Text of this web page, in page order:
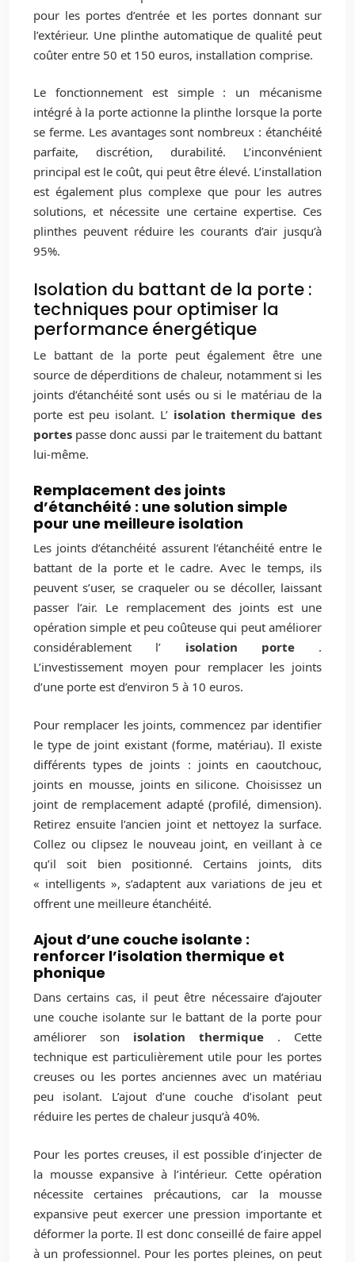
pour les portes d’entrée et les portes donnant sur
l’extérieur. Une plinthe automatique de qualité peut
coûter entre 50 et 150 euros, installation comprise.
Le fonctionnement est simple : un mécanisme
intégré à la porte actionne la plinthe lorsque la porte
se ferme. Les avantages sont nombreux : étanchéité
parfaite, discrétion, durabilité. L’inconvénient
principal est le coût, qui peut être élevé. L’installation
est également plus complexe que pour les autres
solutions, et nécessite une certaine expertise. Ces
plinthes peuvent réduire les courants d’air jusqu’à
95%.
Isolation du battant de la porte :
techniques pour optimiser la
performance énergétique
Le battant de la porte peut également être une
source de déperditions de chaleur, notamment si les
joints d’étanchéité sont usés ou si le matériau de la
porte est peu isolant. L’ isolation thermique des
portes passe donc aussi par le traitement du battant
lui-même.
Remplacement des joints
d’étanchéité : une solution simple
pour une meilleure isolation
Les joints d’étanchéité assurent l’étanchéité entre le
battant de la porte et le cadre. Avec le temps, ils
peuvent s’user, se craqueler ou se décoller, laissant
passer l’air. Le remplacement des joints est une
opération simple et peu coûteuse qui peut améliorer
considérablement l’ isolation porte .
L’investissement moyen pour remplacer les joints
d’une porte est d’environ 5 à 10 euros.
Pour remplacer les joints, commencez par identifier
le type de joint existant (forme, matériau). Il existe
différents types de joints : joints en caoutchouc,
joints en mousse, joints en silicone. Choisissez un
joint de remplacement adapté (profilé, dimension).
Retirez ensuite l’ancien joint et nettoyez la surface.
Collez ou clipsez le nouveau joint, en veillant à ce
qu’il soit bien positionné. Certains joints, dits
« intelligents », s’adaptent aux variations de jeu et
offrent une meilleure étanchéité.
Ajout d’une couche isolante :
renforcer l’isolation thermique et
phonique
Dans certains cas, il peut être nécessaire d’ajouter
une couche isolante sur le battant de la porte pour
améliorer son isolation thermique . Cette
technique est particulièrement utile pour les portes
creuses ou les portes anciennes avec un matériau
peu isolant. L’ajout d’une couche d’isolant peut
réduire les pertes de chaleur jusqu’à 40%.
Pour les portes creuses, il est possible d’injecter de
la mousse expansive à l’intérieur. Cette opération
nécessite certaines précautions, car la mousse
expansive peut exercer une pression importante et
déformer la porte. Il est donc conseillé de faire appel
à un professionnel. Pour les portes pleines, on peut